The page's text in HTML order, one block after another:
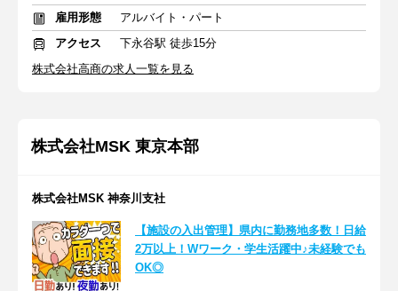
雇用形態
アルバイト・パート
アクセス
下永谷駅 徒歩15分
株式会社高商の求人一覧を見る
株式会社MSK 東京本部
株式会社MSK 神奈川支社
【施設の入出管理】県内に勤務地多数！日給
2万以上！Wワーク・学生活躍中♪未経験でも
OK◎